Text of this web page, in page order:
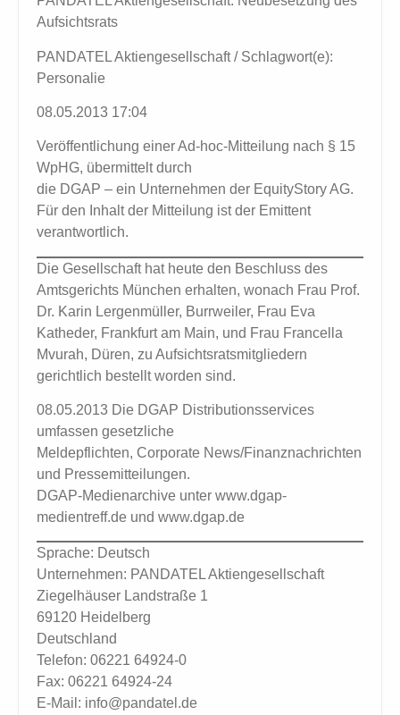
Aufsichtsrats
PANDATEL Aktiengesellschaft / Schlagwort(e):
Personalie
08.05.2013 17:04
Veröffentlichung einer Ad-hoc-Mitteilung nach § 15
WpHG, übermittelt durch
die DGAP – ein Unternehmen der EquityStory AG.
Für den Inhalt der Mitteilung ist der Emittent
verantwortlich.
Die Gesellschaft hat heute den Beschluss des
Amtsgerichts München erhalten, wonach Frau Prof.
Dr. Karin Lergenmüller, Burrweiler, Frau Eva
Katheder, Frankfurt am Main, und Frau Francella
Mvurah, Düren, zu Aufsichtsratsmitgliedern
gerichtlich bestellt worden sind.
08.05.2013 Die DGAP Distributionsservices
umfassen gesetzliche
Meldepflichten, Corporate News/Finanznachrichten
und Pressemitteilungen.
DGAP-Medienarchive unter www.dgap-
medientreff.de und www.dgap.de
Sprache: Deutsch
Unternehmen: PANDATEL Aktiengesellschaft
Ziegelhäuser Landstraße 1
69120 Heidelberg
Deutschland
Telefon: 06221 64924-0
Fax: 06221 64924-24
E-Mail: info@pandatel.de